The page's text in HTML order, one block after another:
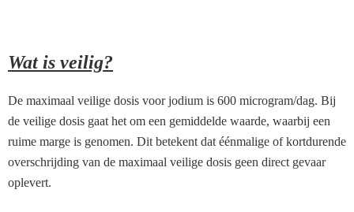
Wat is veilig?
De maximaal veilige dosis voor jodium is 600 microgram/dag. Bij
de veilige dosis gaat het om een gemiddelde waarde, waarbij een
ruime marge is genomen. Dit betekent dat éénmalige of kortdurende
overschrijding van de maximaal veilige dosis geen direct gevaar
oplevert.